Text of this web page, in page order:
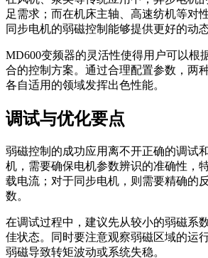
足需求；而在机床主轴、高速纺机等对
同步电机的弱磁控制能够提供更好的动
MD600变频器的灵活性使得用户可以根
合的控制方案。通过合理配置参数，两
各自适用的领域发挥出色性能。
调试与优化要点
弱磁控制的成功应用离不开正确的调试
机，需要确保电机参数辨识的准确性，
载电流；对于同步电机，则需要精确的
数。
在调试过程中，建议先从较小的弱磁系
佳状态。同时要注意观察弱磁区域的运
弱磁导致转矩波动或系统失稳。